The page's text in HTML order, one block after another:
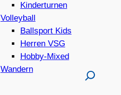
Kinderturnen
Volleyball
Ballsport Kids
Herren VSG
Hobby-Mixed
Wandern